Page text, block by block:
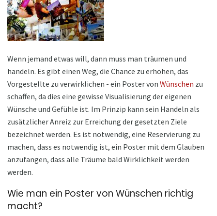
Wenn jemand etwas will, dann muss man träumen und
handeln. Es gibt einen Weg, die Chance zu erhöhen, das
Vorgestellte zu verwirklichen - ein Poster von Wünschen zu
schaffen, da dies eine gewisse Visualisierung der eigenen
Wünsche und Gefühle ist. Im Prinzip kann sein Handeln als
zusätzlicher Anreiz zur Erreichung der gesetzten Ziele
bezeichnet werden. Es ist notwendig, eine Reservierung zu
machen, dass es notwendig ist, ein Poster mit dem Glauben
anzufangen, dass alle Träume bald Wirklichkeit werden
werden.
Wie man ein Poster von Wünschen richtig
macht?